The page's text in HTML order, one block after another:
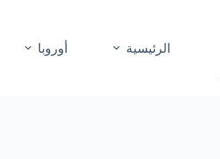
الرئيسية أوروبا